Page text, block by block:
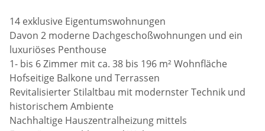
14 exklusive Eigentumswohnungen
Davon 2 moderne Dachgeschoßwohnungen und ein
luxuriöses Penthouse
1- bis 6 Zimmer mit ca. 38 bis 196 m² Wohnfläche
Hofseitige Balkone und Terrassen
Revitalisierter Stilaltbau mit modernster Technik und
historischem Ambiente
Nachhaltige Hauszentralheizung mittels